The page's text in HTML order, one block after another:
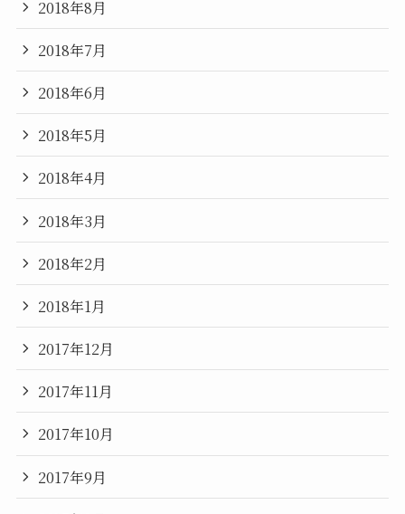
2018年8月
2018年7月
2018年6月
2018年5月
2018年4月
2018年3月
2018年2月
2018年1月
2017年12月
2017年11月
2017年10月
2017年9月